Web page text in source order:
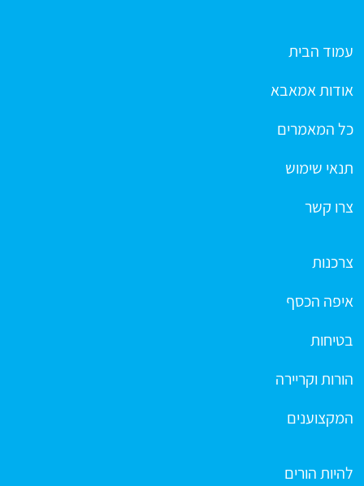
עמוד הבית
אודות אמאבא
כל המאמרים
תנאי שימוש
צרו קשר
צרכנות
איפה הכסף
בטיחות
הורות וקריירה
המקצוענים
להיות הורים